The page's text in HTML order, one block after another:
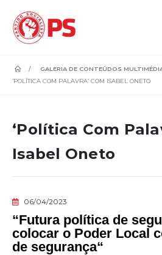
GALERIA DE CONTEÚDOS
‘POLÍTICA COM PALAVRA’ COM ISABEL ONETO
‘Política Com
Isabel Oneto
06/04/2023
“Futura política de
colocar o Poder Local
de segurança“